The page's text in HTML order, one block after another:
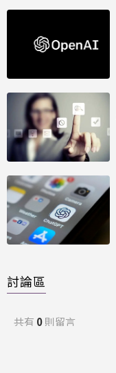
討論區
共有 0則留言